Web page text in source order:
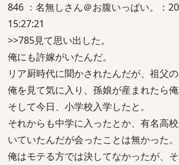
846 ：名無しさん＠お腹いっぱい。：
15:27:21
>>785見て思い出した。
俺にも許嫁がいたんだ。
リア厨時代に聞かされたんだが、祖父
俺を見て気に入り、孫娘が産まれたら俺
そして今日、小学校入学したと。
それからも中学に入ったとか、有名高
いていたんだが会ったことは無かった。
俺はモテる方では決してなかったが、